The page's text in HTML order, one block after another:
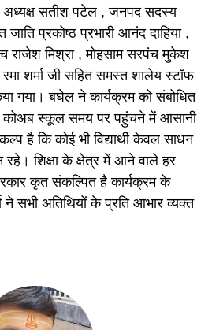
अध्यक्ष सतीश पटेल , जनपद सदस्य
प्रकोष्ठ प्रभारी आनंद दाहिया ,
मिश्रा , मोहसाम सरपंच मुकेश
रमा शर्मा जी सहित समस्त शालेय स्टॉफ
गया। बघेल ने कार्यक्रम को संबोधित
कोअब स्कूल समय पर पहुंचने में आसानी
है कि कोई भी विद्यार्थी केवल साधन
रहे। शिक्षा के क्षेत्र में आने वाले हर
कृत संकल्पित है कार्यक्रम के
ने सभी अतिथियों के प्रति आभार व्यक्त